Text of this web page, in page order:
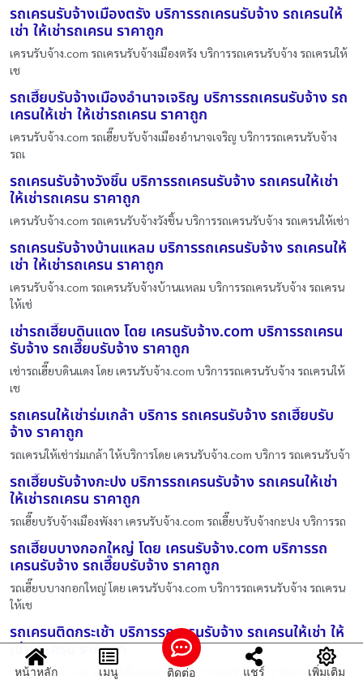
รถเครนรับจ้างเมืองตรัง บริการรถเครนรับจ้าง รถเครนให้
เช่า ให้เช่ารถเครน ราคาถูก
เครนรับจ้าง.com รถเครนรับจ้างเมืองตรัง บริการรถเครนรับจ้าง รถเครนให้
เช
รถเฮี๊ยบรับจ้างเมืองอำนาจเจริญ บริการรถเครนรับจ้าง รถ
เครนให้เช่า ให้เช่ารถเครน ราคาถูก
เครนรับจ้าง.com รถเฮี๊ยบรับจ้างเมืองอำนาจเจริญ บริการรถเครนรับจ้าง
รถเ
รถเครนรับจ้างวังชิ้น บริการรถเครนรับจ้าง รถเครนให้เช่า
ให้เช่ารถเครน ราคาถูก
เครนรับจ้าง.com รถเครนรับจ้างวังชิ้น บริการรถเครนรับจ้าง รถเครนให้เช่า
รถเครนรับจ้างบ้านแหลม บริการรถเครนรับจ้าง รถเครนให้
เช่า ให้เช่ารถเครน ราคาถูก
เครนรับจ้าง.com รถเครนรับจ้างบ้านแหลม บริการรถเครนรับจ้าง รถเครน
ให้เช่
เช่ารถเฮี๊ยบดินแดง โดย เครนรับจ้าง.com บริการรถเครน
รับจ้าง รถเฮี๊ยบรับจ้าง ราคาถูก
เช่ารถเฮี๊ยบดินแดง โดย เครนรับจ้าง.com บริการรถเครนรับจ้าง รถเครนให้
เช
รถเครนให้เช่าร่มเกล้า บริการ รถเครนรับจ้าง รถเฮี๊ยบรับ
จ้าง ราคาถูก
รถเครนให้เช่าร่มเกล้า ให้บริการโดย เครนรับจ้าง.com บริการ รถเครนรับจ้า
รถเฮี๊ยบรับจ้างกะปง บริการรถเครนรับจ้าง รถเครนให้เช่า
ให้เช่ารถเครน ราคาถูก
รถเฮี๊ยบรับจ้างเมืองพังงา เครนรับจ้าง.com รถเฮี๊ยบรับจ้างกะปง บริการรถ
รถเฮี๊ยบบางกอกใหญ่ โดย เครนรับจ้าง.com บริการรถ
เครนรับจ้าง รถเฮี๊ยบรับจ้าง ราคาถูก
รถเฮี๊ยบบางกอกใหญ่ โดย เครนรับจ้าง.com บริการรถเครนรับจ้าง รถเครน
ให้เช
รถเครนติดกระเช้า บริการรถเครนรับจ้าง รถเครนให้เช่า ให้
เช่ารถเครน ราคาถูก
เครนรับจ้าง.com รถเครนติดกระเช้า บริการรถเครนรับจ้าง รถเครนให้เช่า
หน้าหลัก เมนู ติดต่อ แชร์ เพิ่มเติม